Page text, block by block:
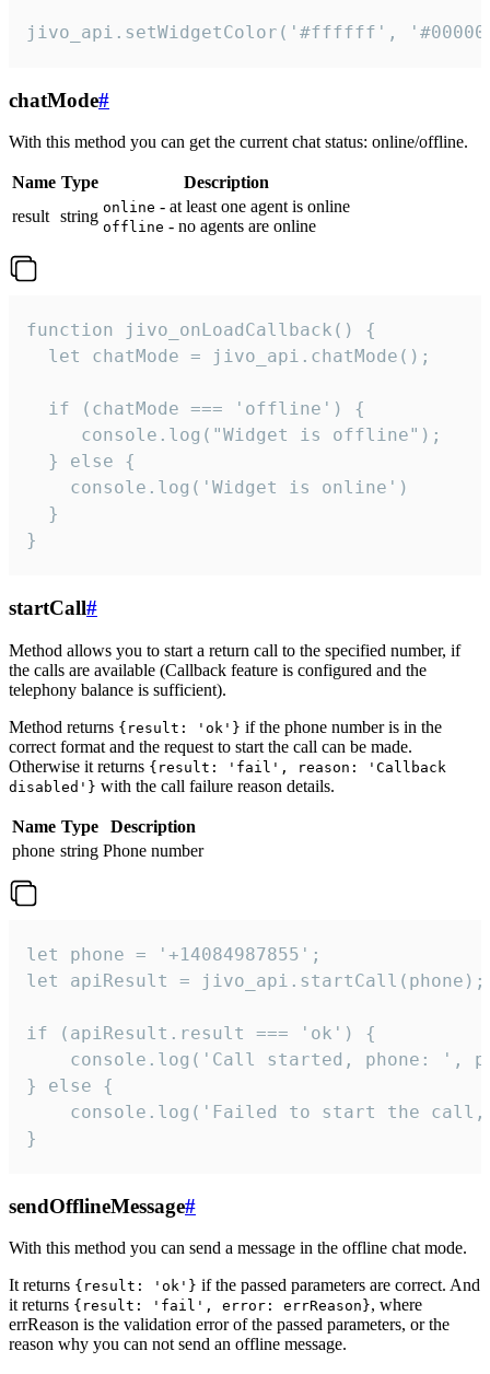
jivo_api.setWidgetColor('#ffffff',
chatMode#
With this method you can get the current chat status: online/offline.
Name Type
Description
result string online - at least one agent is online
offline - no agents are online
function jivo_onLoadCallback() {
  let chatMode = jivo_api.chatMode();
  if (chatMode === 'offline') {
     console.log("Widget is offline");
  } else {
    console.log('Widget is online')
  }
}
startCall#
Method allows you to start a return call to the specified number, if
the calls are available (Callback feature is configured and the
telephony balance is sufficient).
Method returns {result: 'ok'} if the phone number is in the
correct format and the request to start the call can be made.
Otherwise it returns {result: 'fail', reason: 'Callback
disabled'} with the call failure reason details.
Name Type
Description
phone string Phone number
let phone = '+14084987855';
let apiResult = jivo_api.startCall(phone);
if (apiResult.result === 'ok') {
console.log('Call started, phone: ',
} else {
console.log('Failed to start the
}
sendOfflineMessage#
With this method you can send a message in the offline chat mode.
It returns {result: 'ok'} if the passed parameters are correct. And
it returns {result: 'fail', error: errReason}, where
errReason is the validation error of the passed parameters, or the
reason why you can not send an offline message.